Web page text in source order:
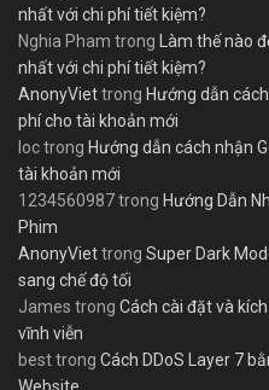
nhất với chi phí tiết kiệm?
Nghia Pham trong Làm thế nào
nhất với chi phí tiết kiệm?
AnonyViettrong Hướng dẫn
phí cho tài khoản mới
loctrong Hướng dẫn cách nhận
tài khoản mới
1234560987trong Hướng Dẫn
Phim
AnonyViettrong Super Dark
sang chế độ tối
James trong Cách cài đặt và
vĩnh viễn
besttrong Cách DDoS Layer 7